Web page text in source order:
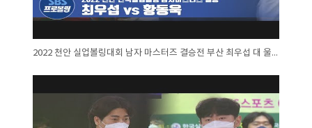
2022 천안 실업볼링대회 남자 마스터즈 결승전 부산 최우섭 대 울주 황동욱